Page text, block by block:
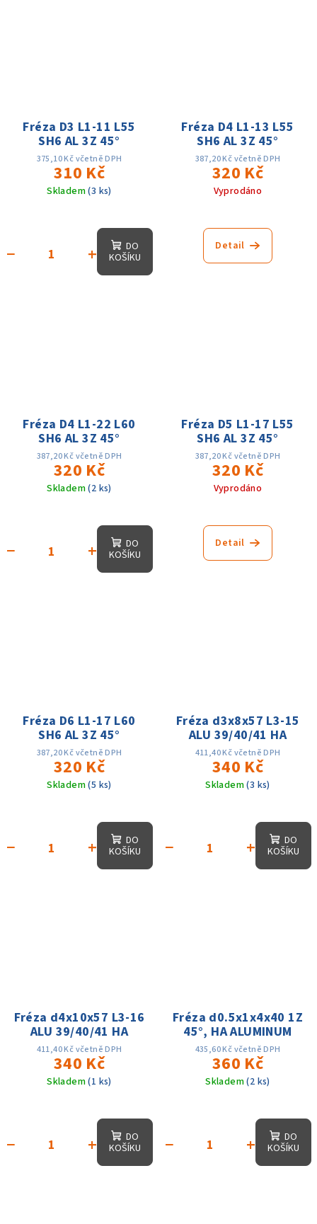
Fréza D3 L1-11 L55
SH6 AL 3Z 45°
375,10 Kč včetně DPH
310 Kč
Skladem(3 ks)
+
−
DO
KOŠÍKU
Fréza D4 L1-13 L55
SH6 AL 3Z 45°
387,20 Kč včetně DPH
320 Kč
Vyprodáno
Detail
Fréza D4 L1-22 L60
SH6 AL 3Z 45°
387,20 Kč včetně DPH
320 Kč
Skladem(2 ks)
+
−
DO
KOŠÍKU
Fréza D5 L1-17 L55
SH6 AL 3Z 45°
387,20 Kč včetně DPH
320 Kč
Vyprodáno
Detail
Fréza D6 L1-17 L60
SH6 AL 3Z 45°
387,20 Kč včetně DPH
320 Kč
Skladem(5 ks)
+
−
DO
KOŠÍKU
Fréza d3x8x57 L3-15
ALU 39/40/41 HA
411,40 Kč včetně DPH
340 Kč
Skladem(3 ks)
+
−
DO
KOŠÍKU
Fréza d4x10x57 L3-16
ALU 39/40/41 HA
411,40 Kč včetně DPH
340 Kč
Skladem(1 ks)
+
−
DO
KOŠÍKU
Fréza d0.5x1x4x40 1Z
45°, HA ALUMINUM
435,60 Kč včetně DPH
360 Kč
Skladem(2 ks)
+
−
DO
KOŠÍKU